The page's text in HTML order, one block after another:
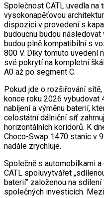
Společnost CATL uvedla
vysokonapěťovou
dispozici v provedení s
budoucnu budou
budou plně kompatibilní s
800 V. Díky tomuto uvedení
své pokrytí na kompletní
A0 až po segment C.
Pokud jde o rozšiřování
konce roku 2026 vybudovat
nabíjení a výměnu baterií,
celostátní dálniční síť
horizontálních koridorů. K
Choco-Swap 1470 stanic v
nadále zrychluje.
Společně s automobilkami
CATL spoluvytvářet
baterií“ založenou na
společných investicích.